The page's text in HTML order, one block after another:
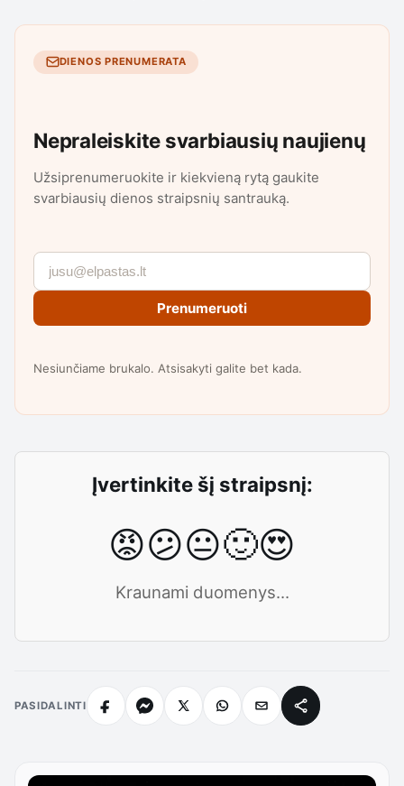
DIENOS PRENUMERATA
Nepraleiskite svarbiausių naujienų
Užsiprenumeruokite ir kiekvieną rytą gaukite
svarbiausių dienos straipsnių santrauką.
Prenumeruoti
Nesiunčiame brukalo. Atsisakyti galite bet kada.
Įvertinkite šį straipsnį:
😡😕😐🙂😍
Kraunami duomenys...
PASIDALINTI